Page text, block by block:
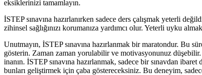
eksiklerinizi tamamlayın.
İSTEP sınavına hazırlanırken sadece ders çalışmak yeterli
zihinsel sağlığınızı korumanıza yardımcı olur. Yeterli uyku
Unutmayın, İSTEP sınavına hazırlanmak bir maratondur. Bu
gösterin. Zaman zaman yorulabilir ve motivasyonunuz
inanın. İSTEP sınavına hazırlanmak, sadece bir sınavdan
bunları geliştirmek için çaba göstereceksiniz. Bu deneyim,